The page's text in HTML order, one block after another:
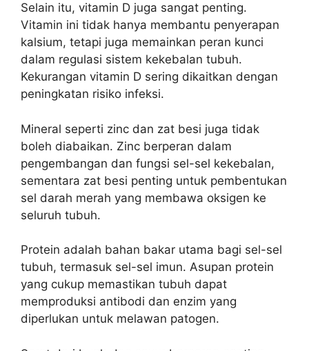
Selain itu, vitamin D juga sangat penting.
Vitamin ini tidak hanya membantu penyerapan
kalsium, tetapi juga memainkan peran kunci
dalam regulasi sistem kekebalan tubuh.
Kekurangan vitamin D sering dikaitkan dengan
peningkatan risiko infeksi.
Mineral seperti zinc dan zat besi juga tidak
boleh diabaikan. Zinc berperan dalam
pengembangan dan fungsi sel-sel kekebalan,
sementara zat besi penting untuk pembentukan
sel darah merah yang membawa oksigen ke
seluruh tubuh.
Protein adalah bahan bakar utama bagi sel-sel
tubuh, termasuk sel-sel imun. Asupan protein
yang cukup memastikan tubuh dapat
memproduksi antibodi dan enzim yang
diperlukan untuk melawan patogen.